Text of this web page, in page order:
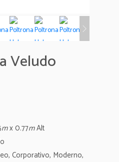
Veludo
mx 0.77mAlt
Corporativo, Moderno,